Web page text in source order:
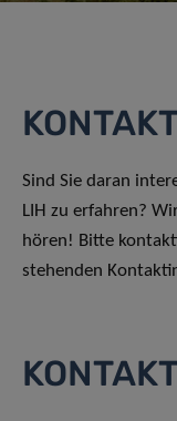
Sind Sie daran
LIH zu erfahren?
hören! Bitte
stehenden